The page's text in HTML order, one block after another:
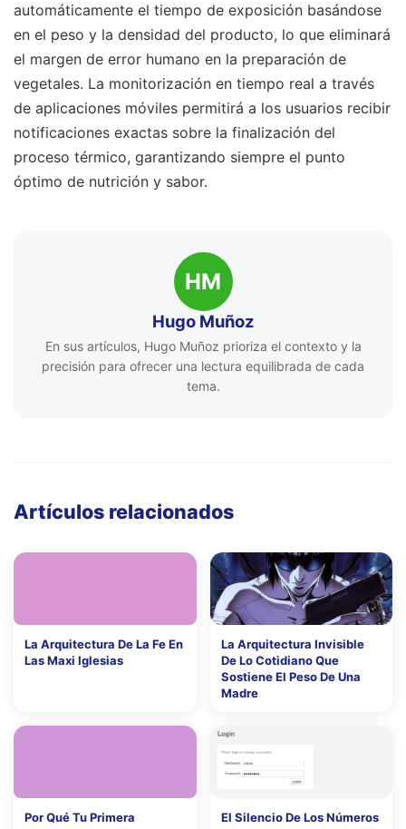
automáticamente el tiempo de exposición basándose
en el peso y la densidad del producto, lo que eliminará
el margen de error humano en la preparación de
vegetales. La monitorización en tiempo real a través
de aplicaciones móviles permitirá a los usuarios recibir
notificaciones exactas sobre la finalización del
proceso térmico, garantizando siempre el punto
óptimo de nutrición y sabor.
HM
Hugo Muñoz
En sus artículos, Hugo Muñoz prioriza el contexto y la
precisión para ofrecer una lectura equilibrada de cada
tema.
Artículos relacionados
La Arquitectura De La Fe En
Las Maxi Iglesias
La Arquitectura Invisible
De Lo Cotidiano Que
Sostiene El Peso De Una
Madre
Por Qué Tu Primera
El Silencio De Los Números